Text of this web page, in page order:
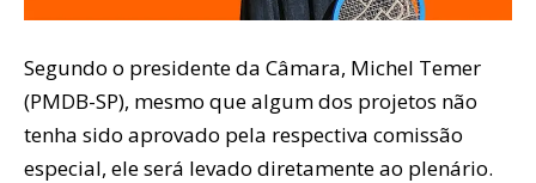
Segundo o presidente da Câmara, Michel Temer
(PMDB-SP), mesmo que algum dos projetos não
tenha sido aprovado pela respectiva comissão
especial, ele será levado diretamente ao plenário.